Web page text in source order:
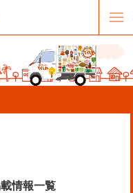
情報一覧